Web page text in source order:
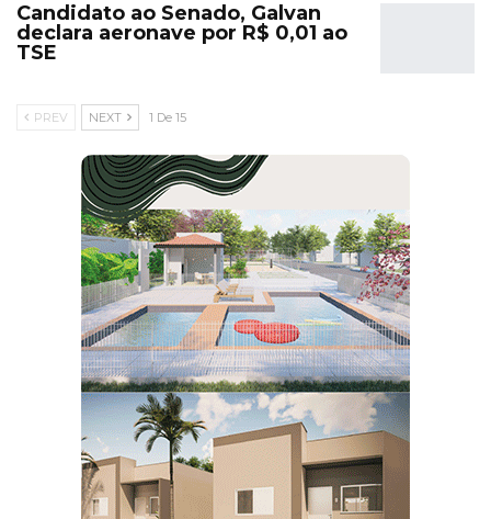
Candidato ao Senado, Galvan
declara aeronave por R$ 0,01 ao
TSE
PREV NEXT 1 De 15